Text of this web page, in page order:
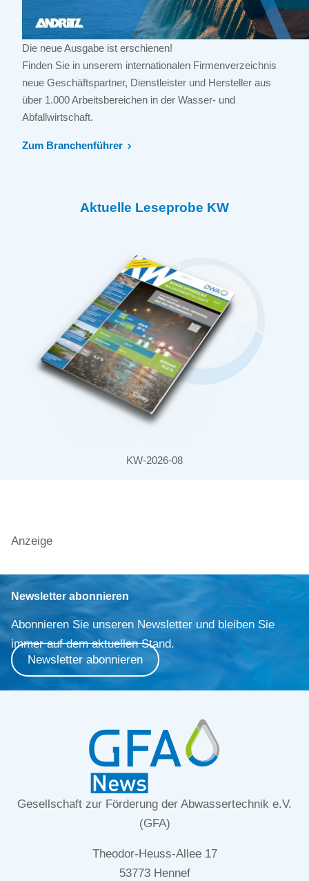
Die neue Ausgabe ist erschienen!
Finden Sie in unserem internationalen Firmenverzeichnis
neue Geschäftspartner, Dienstleister und Hersteller aus
über 1.000 Arbeitsbereichen in der Wasser- und
Abfallwirtschaft.
Zum Branchenführer
Aktuelle Leseprobe KW
KW-2026-08
Anzeige
Newsletter abonnieren
Abonnieren Sie unseren Newsletter und bleiben Sie
immer auf dem aktuellen Stand.
Newsletter abonnieren
Gesellschaft zur Förderung der Abwassertechnik e.V.
(GFA)
Theodor-Heuss-Allee 17
53773 Hennef